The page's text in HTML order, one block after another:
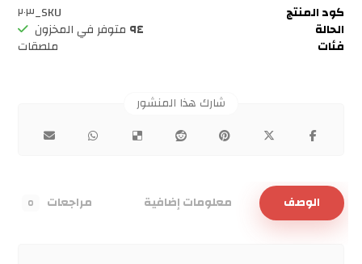
كود المنتج SKU_٢٠٣
الحالة ٩٤ متوفر في المخزون
فئات ملصقات
الوصف معلومات إضافية مراجعات ٥